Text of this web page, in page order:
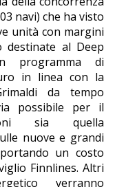
navi) che ha visto
unità con margini
destinate al Deep
programma di
in linea con la
da tempo
possibile per il
sia quella
nuove e grandi
un costo
Finnlines. Altri
verranno